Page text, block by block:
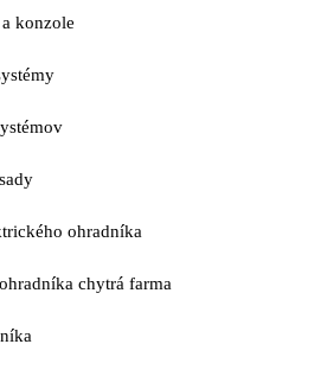
konzole
ohradníka
chytrá farma